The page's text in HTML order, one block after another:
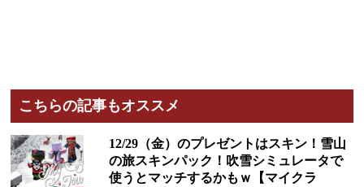
こちらの記事もオススメ
12/29（金）のプレゼントはスキン！雪山
の旅スキンパック！吹雪シミュレータで
使うとマッチするかもｗ【マイクラ